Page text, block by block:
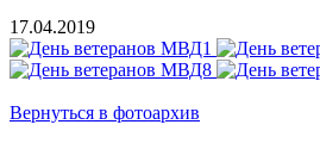
17.04.2019
Вернуться в фотоархив